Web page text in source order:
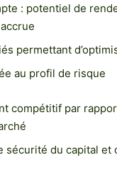
: potentiel de
permettant
au profil de risque
compétitif par
sécurité du capital et